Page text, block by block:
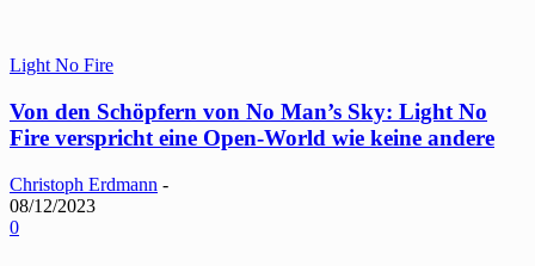
Light No Fire
Von den Schöpfern von No Man’s Sky: Light No
Fire verspricht eine Open-World wie keine andere
Christoph Erdmann -
08/12/2023
0